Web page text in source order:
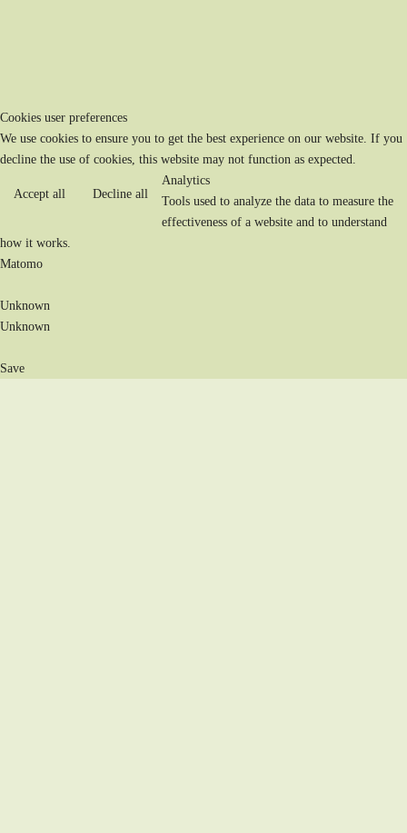
Cookies user preferences
We use cookies to ensure you to get the best experience on our website. If you
decline the use of cookies, this website may not function as expected.
Accept all Decline all
Analytics
Tools used to analyze the data to measure the
effectiveness of a website and to understand
how it works.
Matomo
Unknown
Unknown
Save